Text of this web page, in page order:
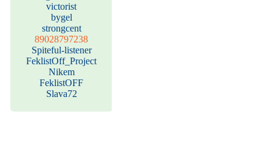
victorist
bygel
strongcent
89028797238
Spiteful-listener
FeklistOff_Project
Nikem
FeklistOFF
Slava72